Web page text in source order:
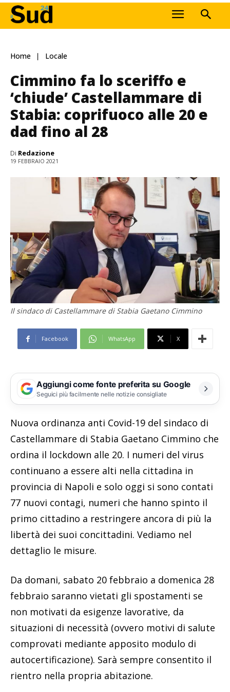
Home Locale
Cimmino fa lo sceriffo e
‘chiude’ Castellammare di
Stabia: coprifuoco alle 20 e
dad fino al 28
Di Redazione
19 FEBBRAIO 2021
Il sindaco di Castellammare di Stabia Gaetano Cimmino
Facebook WhatsApp X
Aggiungi come fonte preferita su Google
Seguici più facilmente nelle notizie consigliate
Nuova ordinanza anti Covid-19 del sindaco di
Castellammare di Stabia Gaetano Cimmino che
ordina il lockdown alle 20. I numeri del virus
continuano a essere alti nella cittadina in
provincia di Napoli e solo oggi si sono contati
77 nuovi contagi, numeri che hanno spinto il
primo cittadino a restringere ancora di più la
libertà dei suoi concittadini. Vediamo nel
dettaglio le misure.
Da domani, sabato 20 febbraio a domenica 28
febbraio saranno vietati gli spostamenti se
non motivati da esigenze lavorative, da
situazioni di necessità (ovvero motivi di salute
comprovati mediante apposito modulo di
autocertificazione). Sarà sempre consentito il
rientro nella propria abitazione.